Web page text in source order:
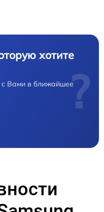
хотите
с Вами в ближайшее?